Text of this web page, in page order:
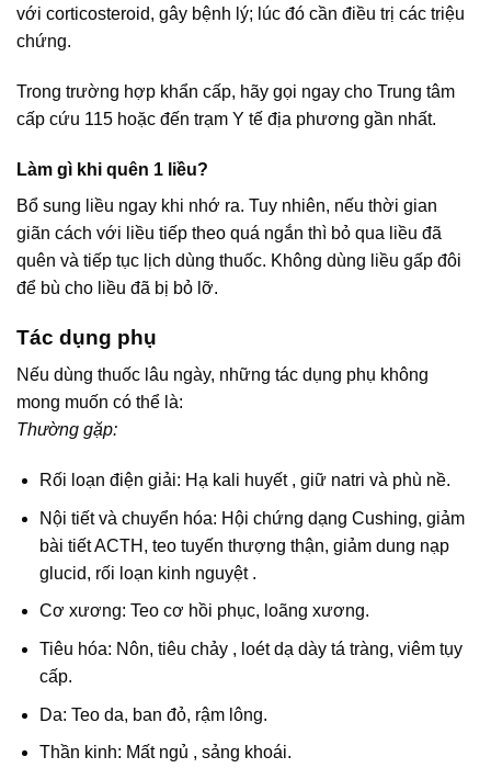
với corticosteroid, gây bệnh lý; lúc đó cần điều trị các triệu
chứng.
Trong trường hợp khẩn cấp, hãy gọi ngay cho Trung tâm
cấp cứu 115 hoặc đến trạm Y tế địa phương gần nhất.
Làm gì khi quên 1 liều?
Bổ sung liều ngay khi nhớ ra. Tuy nhiên, nếu thời gian
giãn cách với liều tiếp theo quá ngắn thì bỏ qua liều đã
quên và tiếp tục lịch dùng thuốc. Không dùng liều gấp đôi
để bù cho liều đã bị bỏ lỡ.
Tác dụng phụ
Nếu dùng thuốc lâu ngày, những tác dụng phụ không
mong muốn có thể là:
Thường gặp:
Rối loạn điện giải: Hạ kali huyết , giữ natri và phù nề.
Nội tiết và chuyển hóa: Hội chứng dạng Cushing, giảm
bài tiết ACTH, teo tuyến thượng thận, giảm dung nạp
glucid, rối loạn kinh nguyệt .
Cơ xương: Teo cơ hồi phục, loãng xương.
Tiêu hóa: Nôn, tiêu chảy , loét dạ dày tá tràng, viêm tụy
cấp.
Da: Teo da, ban đỏ, rậm lông.
Thần kinh: Mất ngủ , sảng khoái.